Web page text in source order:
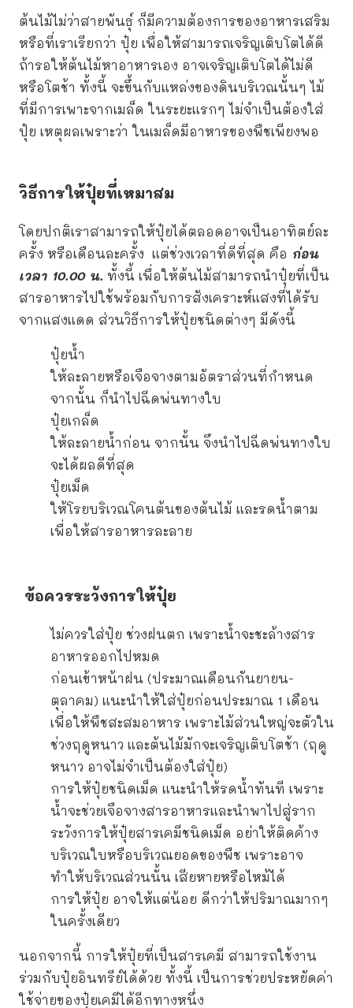
ต้นไม้ไม่ว่าสายพันธุ์ ก็มีความต้องการของอาหารเสริม
หรือที่เราเรียกว่า ปุ๋ย เพื่อให้สามารถเจริญเติบโตได้ดี
ถ้ารอให้ต้นไม้หาอาหารเอง อาจเจริญเติบโตได้ไม่ดี
หรือโตช้า ทั้งนี้ จะขึ้นกับแหล่งของดินบริเวณนั้นๆ ไม้
ที่มีการเพาะจากเมล็ด ในระยะแรกๆ ไม่จำเป็นต้องใส่
ปุ๋ย เหตุผลเพราะว่า ในเมล็ดมีอาหารของพืชเพียงพอ
วิธีการให้ปุ๋ยที่เหมาสม
โดยปกติเราสามารถให้ปุ๋ยได้ตลอดอาจเป็นอาทิตย์ละ
ครั้ง หรือเดือนละครั้ง แต่ช่วงเวลาที่ดีที่สุด คือ ก่อน
เวลา 10.00 น. ทั้งนี้ เพื่อให้ต้นไม้สามารถนำปุ๋ยที่เป็น
สารอาหารไปใช้พร้อมกับการสังเคราะห์แสงที่ได้รับ
จากแสงแดด ส่วนวิธีการให้ปุ๋ยชนิดต่างๆ มีดังนี้
ปุ๋ยน้ำ
ให้ละลายหรือเจือจางตามอัตราส่วนที่กำหนด
จากนั้น ก็นำไปฉีดพ่นทางใบ
ปุ๋ยเกล็ด
ให้ละลายน้ำก่อน จากนั้น จึงนำไปฉีดพ่นทางใบ
จะได้ผลดีที่สุด
ปุ๋ยเม็ด
ให้โรยบริเวณโคนต้นของต้นไม้ และรดน้ำตาม
เพื่อให้สารอาหารละลาย
ข้อควรระวังการให้ปุ๋ย
ไม่ควรใส่ปุ๋ย ช่วงฝนตก เพราะน้ำจะชะล้างสาร
อาหารออกไปหมด
ก่อนเข้าหน้าฝน (ประมาณเดือนกันยายน-
ตุลาคม) แนะนำให้ใส่ปุ๋ยก่อนประมาณ 1 เดือน
เพื่อให้พืชสะสมอาหาร เพราะไม้ส่วนใหญ่จะตัวใน
ช่วงฤดูหนาว และต้นไม้มักจะเจริญเติบโตช้า (ฤดู
หนาว อาจไม่จำเป็นต้องใส่ปุ๋ย)
การให้ปุ๋ยชนิดเม็ด แนะนำให้รดน้ำทันที เพราะ
น้ำจะช่วยเจือจางสารอาหารและนำพาไปสู่ราก
ระวังการให้ปุ๋ยสารเคมีชนิดเม็ด อย่าให้ติดค้าง
บริเวณใบหรือบริเวณยอดของพืช เพราะอาจ
ทำให้บริเวณส่วนนั้น เสียหายหรือไหม้ได้
การให้ปุ๋ย อาจให้แต่น้อย ดีกว่าให้ปริมาณมากๆ
ในครั้งเดียว
นอกจากนี้ การให้ปุ๋ยที่เป็นสารเคมี สามารถใช้งาน
ร่วมกับปุ๋ยอินทรีย์ได้ด้วย ทั้งนี้ เป็นการช่วยประหยัดค่า
ใช้จ่ายของปุ๋ยเคมีได้อีกทางหนึ่ง